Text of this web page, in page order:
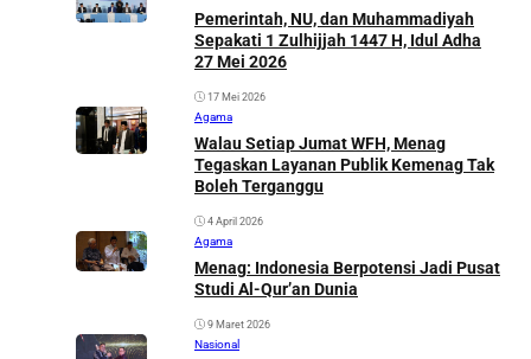
Pemerintah, NU, dan Muhammadiyah
Sepakati 1 Zulhijjah 1447 H, Idul Adha
27 Mei 2026
17 Mei 2026
Agama
Walau Setiap Jumat WFH, Menag
Tegaskan Layanan Publik Kemenag Tak
Boleh Terganggu
4 April 2026
Agama
Menag: Indonesia Berpotensi Jadi Pusat
Studi Al-Qur’an Dunia
9 Maret 2026
Nasional